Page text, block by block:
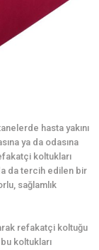
hasta yakını
ya da odasına
koltukları
da tercih edilen bir
sağlamlık
refakatçi koltuğu
koltukları